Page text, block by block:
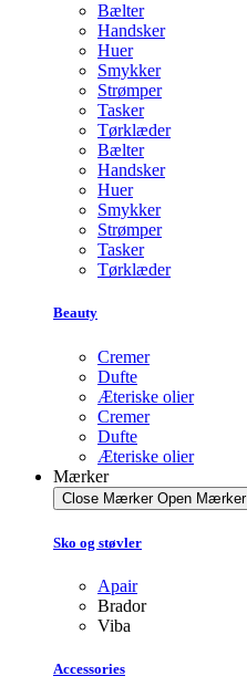
Bælter
Handsker
Huer
Smykker
Strømper
Tasker
Tørklæder
Bælter
Handsker
Huer
Smykker
Strømper
Tasker
Tørklæder
Beauty
Cremer
Dufte
Æteriske olier
Cremer
Dufte
Æteriske olier
Mærker
Close Mærker Open Mærker
Sko og støvler
Apair
Brador
Viba
Accessories